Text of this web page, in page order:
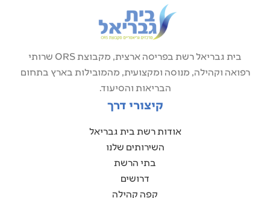
בית גבריאל רשת בפריסה ארצית, מקבוצת ORS שרותי
רפואה וקהילה, מנוסה ומקצועית, מהמובילות בארץ בתחום
הבריאות והסיעוד.
קיצורי דרך
אודות רשת בית גבריאל
השירותים שלנו
בתי הרשת
דרושים
קפה קהילה